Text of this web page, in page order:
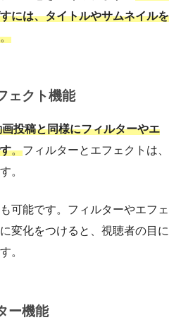
には、タイトルやサムネイルを
ェクト機能
投稿と同様にフィルターやエ
。フィルターとエフェクトは、
。
可能です。フィルターやエフェ
変化をつけると、視聴者の目に
。
ー機能